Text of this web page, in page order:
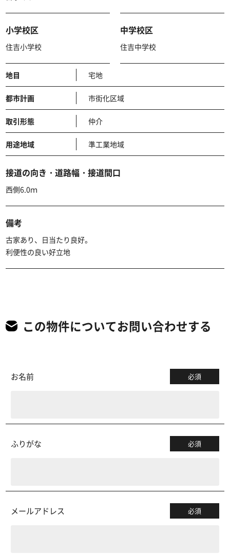
小学校区
住吉小学校
中学校区
住吉中学校
地目 宅地
都市計画 市街化区域
取引形態 仲介
用途地域 準工業地域
接道の向き・道路幅・接道間口
西側6.0ｍ
備考
古家あり、日当たり良好。
利便性の良い好立地
この物件についてお問い合わせする
お名前 必須
ふりがな 必須
メールアドレス 必須